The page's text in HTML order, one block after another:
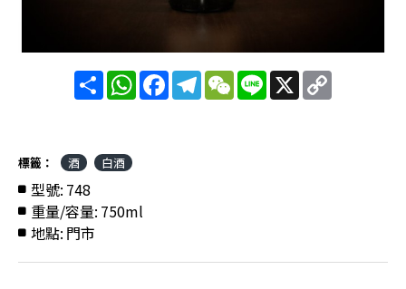
分
享
WhatsAppFacebookTelegram
WeChat
Line X Copy
Link
標籤： 酒 白酒
型號: 748
重量/容量: 750ml
地點: 門市